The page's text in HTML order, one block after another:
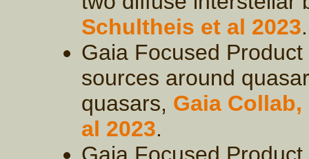
Schultheis et al 2023.
Gaia Focused
sources around
quasars, Gaia
al 2023.